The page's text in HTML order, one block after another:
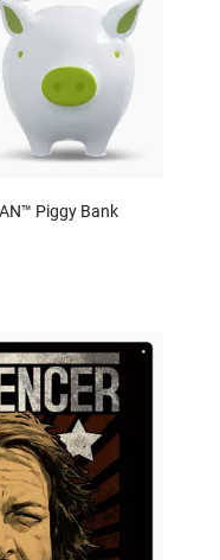
Piggy Bank